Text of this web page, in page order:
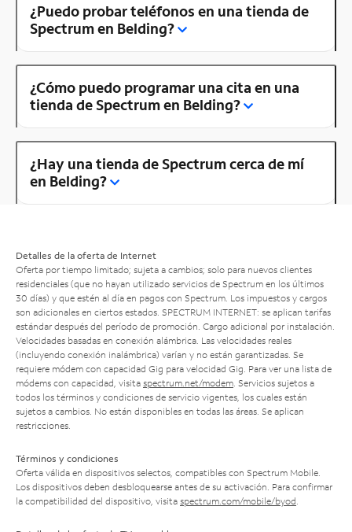
¿Puedo probar teléfonos en una tienda de
Spectrum en Belding?
¿Cómo puedo programar una cita en una
tienda de Spectrum en Belding?
¿Hay una tienda de Spectrum cerca de mí
en Belding?
Detalles de la oferta de Internet
Oferta por tiempo limitado; sujeta a cambios; solo para nuevos clientes
residenciales (que no hayan utilizado servicios de Spectrum en los últimos
30 días) y que estén al día en pagos con Spectrum. Los impuestos y cargos
son adicionales en ciertos estados. SPECTRUM INTERNET: se aplican tarifas
estándar después del período de promoción. Cargo adicional por instalación.
Velocidades basadas en conexión alámbrica. Las velocidades reales
(incluyendo conexión inalámbrica) varían y no están garantizadas. Se
requiere módem con capacidad Gig para velocidad Gig. Para ver una lista de
módems con capacidad, visita spectrum.net/modem . Servicios sujetos a
todos los términos y condiciones de servicio vigentes, los cuales están
sujetos a cambios. No están disponibles en todas las áreas. Se aplican
restricciones.
Términos y condiciones
Oferta válida en dispositivos selectos, compatibles con Spectrum Mobile.
Los dispositivos deben desbloquearse antes de su activación. Para confirmar
la compatibilidad del dispositivo, visita spectrum.com/mobile/byod